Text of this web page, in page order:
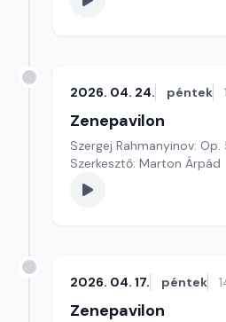
2026. 04. 24. péntek
Zenepavilon
Szergej Rahmanyinov:
Szerkesztő: Marton Árpád
2026. 04. 17. péntek
Zenepavilon